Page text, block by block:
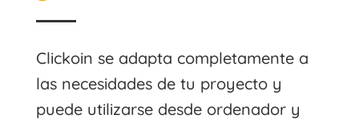
Clickoin se adapta completamente a
las necesidades de tu proyecto y
puede utilizarse desde ordenador y